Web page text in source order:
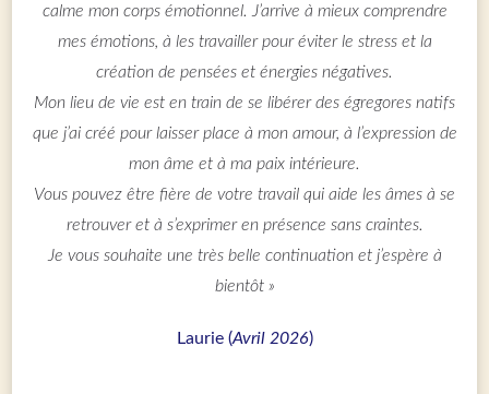
calme mon corps émotionnel. J’arrive à mieux comprendre
mes émotions, à les travailler pour éviter le stress et la
création de pensées et énergies négatives.
Mon lieu de vie est en train de se libérer des égregores natifs
que j’ai créé pour laisser place à mon amour, à l’expression de
mon âme et à ma paix intérieure.
Vous pouvez être fière de votre travail qui aide les âmes à se
retrouver et à s’exprimer en présence sans craintes.
Je vous souhaite une très belle continuation et j’espère à
bientôt »
Laurie (Avril 2026)